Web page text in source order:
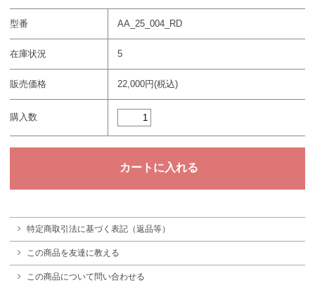
型番 AA_25_004_RD
在庫状況 5
販売価格 22,000円(税込)
購入数
特定商取引法に基づく表記（返品等）
この商品を友達に教える
この商品について問い合わせる